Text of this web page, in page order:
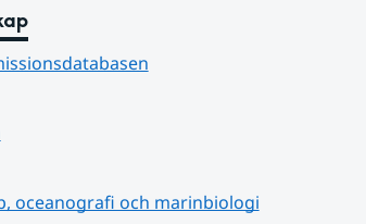
till annan webbplats.
oceanografi och marinbiologi